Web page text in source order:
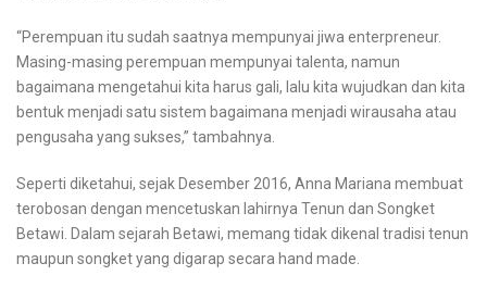
“Perempuan itu sudah saatnya mempunyai jiwa enterpreneur.
Masing-masing perempuan mempunyai talenta, namun
bagaimana mengetahui kita harus gali, lalu kita wujudkan dan kita
bentuk menjadi satu sistem bagaimana menjadi wirausaha atau
pengusaha yang sukses,” tambahnya.
Seperti diketahui, sejak Desember 2016, Anna Mariana membuat
terobosan dengan mencetuskan lahirnya Tenun dan Songket
Betawi. Dalam sejarah Betawi, memang tidak dikenal tradisi tenun
maupun songket yang digarap secara hand made.